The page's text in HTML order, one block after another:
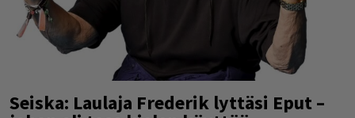
Seiska: Laulaja Frederik lyttäsi Eput –